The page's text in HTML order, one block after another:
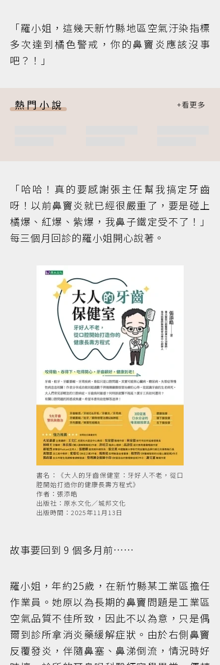
「羅小姐，這幾天新竹縣地區空氣汙染指標
多次達到橘色警戒，你的鼻竇炎應該沒事
吧？！」
熱門小說
「哈哈！真的要感謝張主任幫我搞定牙齒
呀！以前鼻竇炎就已經很嚴重了，要是碰上
橘爆、紅爆、紫爆，我鼻子鐵定受不了！」
每三個月回診的羅小姐開心說著。
書名：《大人的牙齒保健室：牙好人不老，從口
腔開始打造你的健康長壽方程式》
作者：張添皓
出版社：原水文化／城邦文化
出版時間：2025年11月13日
故事要回到 9 個多月前……
羅小姐，年約25歲，在新竹縣某工業區擔任
作業員。她原以為長期的鼻竇問題是工業區
空氣品質不佳所致，因此不以為意，只是偶
爾到診所拿消炎藥緩解症狀。由於右側鼻竇
反覆發炎，伴隨鼻塞、鼻涕倒流，情況時好